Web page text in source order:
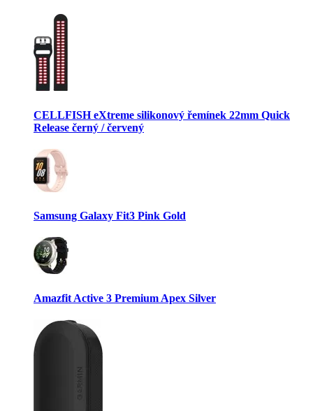
CELLFISH eXtreme silikonový řemínek 22mm Quick
Release černý / červený
Samsung Galaxy Fit3 Pink Gold
Amazfit Active 3 Premium Apex Silver